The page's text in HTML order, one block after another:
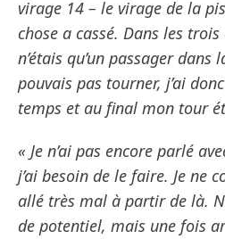
virage 14 – le virage de la
chose a cassé. Dans les
n’étais qu’un passager dans
pouvais pas tourner, j’ai
temps et au final mon tour
« Je n’ai pas encore parlé
j’ai besoin de le faire. Je ne
allé très mal à partir de là.
de potentiel, mais une fois